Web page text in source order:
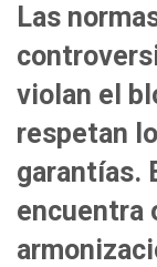
Las
violan el
respetan
garantías.
encuentra